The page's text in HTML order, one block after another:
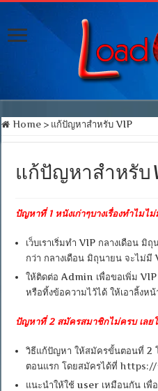
Home > แก้ปัญหาสำหรับ VIP
แก้ปัญหาสำหรับ
ปัญหาที่ 1 หนังเก่าๆบางเรื่องทำไมไ
เว็บเราเริ่มทำ VIP กลางเดือน มิ
กว่า กลางเดือน มิถุนายน จะไม่มี
ให้ติดต่อ Admin เพื่อขอเพิ่ม
หรือทิ้งข้อความไว้ได้ ให้เอาลิ้งหน้
ปัญหาที่ 2 สมัครสมาชิกไม่ครบ เลย
วิธีแก้ปัญหา ให้สมัครขั้นตอนที่ 2
ตอนแรก โดยสมัครได้ที่https://
แนะนำให้ใช้ user เหมือนกัน เพื่